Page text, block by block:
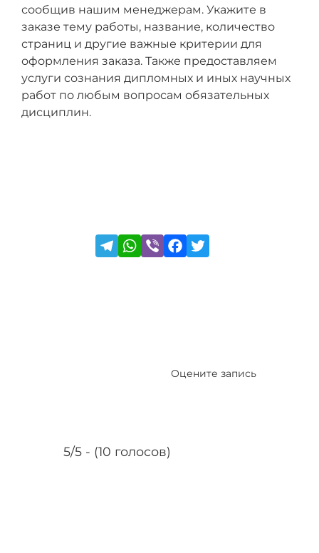
сообщив нашим менеджерам. Укажите в
заказе тему работы, название, количество
страниц и другие важные критерии для
оформления заказа. Также предоставляем
услуги сознания дипломных и иных научных
работ по любым вопросам обязательных
дисциплин.
5/5 - (10 голосов)
Оцените запись